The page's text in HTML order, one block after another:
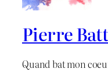
Pierre
Quand bat mon